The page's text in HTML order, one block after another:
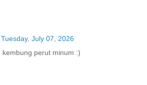
Tuesday, July 07, 2026
kembung perut minum :)